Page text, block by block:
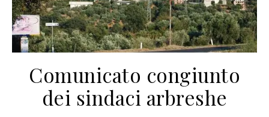
Comunicato congiunto
dei sindaci arbreshe